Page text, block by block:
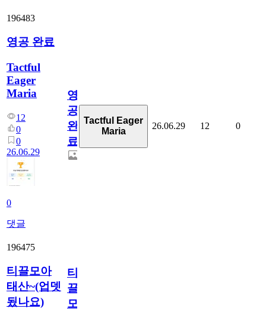
196483
영공 완료
Tactful
Eager
Maria
12
0
0
26.06.29
0
댓글
영
공
완
료
Tactful Eager
Maria
26.06.29 12 0
196475
티끌모아
태산~(업뎃
됬나요)
티
끌
모